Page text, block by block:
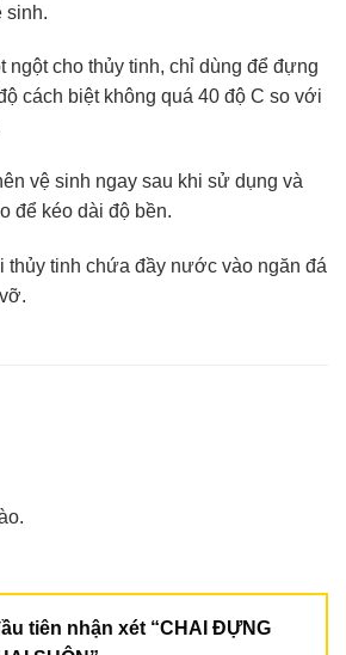
sinh.
ngột cho thủy tinh, chỉ dùng để đựng
cách biệt không quá 40 độ C so với
vệ sinh ngay sau khi sử dụng và
để kéo dài độ bền.
thủy tinh chứa đầy nước vào ngăn đá
tiên nhận xét “CHAI ĐỰNG